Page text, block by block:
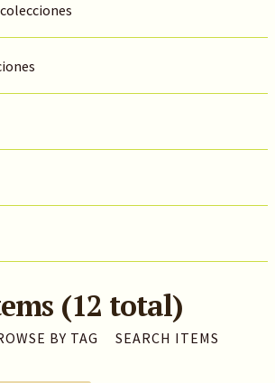
(12 total)
BY TAG SEARCH ITEMS